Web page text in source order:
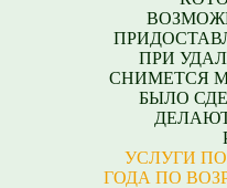
ПРИ
СНИМЕТСЯ
БЫЛО
УСЛУГИ
ГОДА ПО